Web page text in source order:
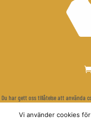
Du har gett oss tillåtelse att använda
Vi använder cookies